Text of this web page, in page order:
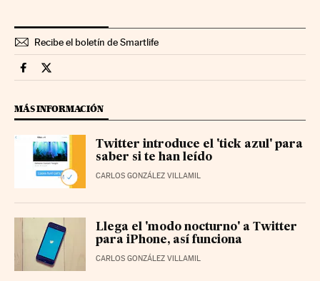
Recibe el boletín de Smartlife
Smartlife Cinco Días en Facebook
Smartlife Cinco Días en Twitter
MÁS INFORMACIÓN
Twitter introduce el 'tick azul' para
saber si te han leído
CARLOS GONZÁLEZ VILLAMIL
Llega el 'modo nocturno' a Twitter
para iPhone, así funciona
CARLOS GONZÁLEZ VILLAMIL